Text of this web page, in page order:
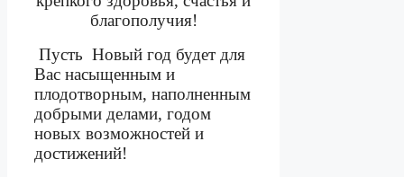
благополучия!
Пусть Новый год будет для
Вас насыщенным и
плодотворным, наполненным
добрыми делами, годом
новых возможностей и
достижений!